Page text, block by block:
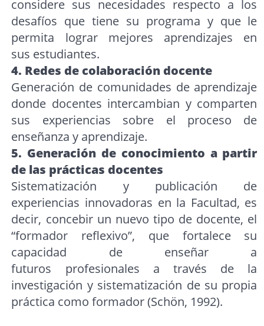
considere sus necesidades respecto a los
desafíos que tiene su programa y que le
permita lograr mejores aprendizajes en
sus estudiantes.
4. Redes de colaboración docente
Generación de comunidades de aprendizaje
donde docentes intercambian y comparten
sus experiencias sobre el proceso de
enseñanza y aprendizaje.
5. Generación de conocimiento a partir
de las prácticas docentes
Sistematización y publicación de
experiencias innovadoras en la Facultad, es
decir, concebir un nuevo tipo de docente, el
“formador reflexivo”, que fortalece su
capacidad de enseñar a
futuros profesionales a través de la
investigación y sistematización de su propia
práctica como formador (Schön, 1992).